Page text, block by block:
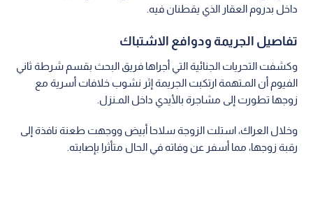
داخل بدروم العقار الذي يقطنان فيه.
تفاصيل الجريمة ودوافع الاشتباك
وكشفت التحريات الجنائية التي أجراها فريق البحث بقسم شرطة ثاني
الفيوم أن المـتهمة ارتكبت الجريمة إثر نشوب خلافات أسرية مع
زوجها تطورت إلى مشاجرة بالأيدي داخل المـنزل.
وخلال العراك، استلت الزوجة سلاحا أبيض ووجهت طعنة نافذة إلى
رقبة زوجها، مما أسفر عن وفاته في الحال متأثرا بإصابته.